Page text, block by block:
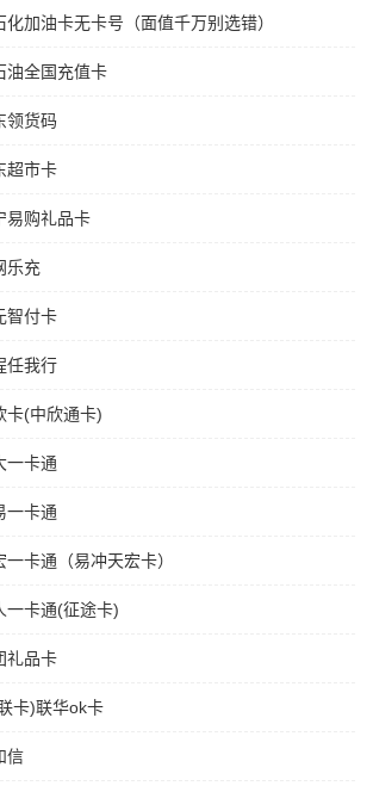
加油卡无卡号（面值千万别选错）
油全国充值卡
领货码
超市卡
易购礼品卡
乐充
智付卡
任我行
卡(中欣通卡)
一卡通
一卡通
卡通（易冲天宏卡）
一卡通(征途卡)
礼品卡
卡)联华ok卡
信